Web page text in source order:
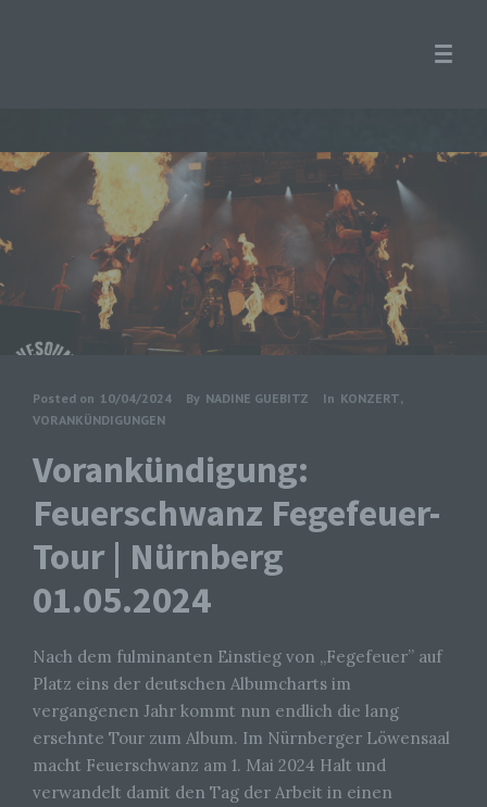
Posted on 10/04/2024 By NADINE GUEBITZ In KONZERT,
VORANKÜNDIGUNGEN
Vorankündigung:
Feuerschwanz Fegefeuer-
Tour | Nürnberg
01.05.2024
Nach dem fulminanten Einstieg von „Fegefeuer” auf
Platz eins der deutschen Albumcharts im
vergangenen Jahr kommt nun endlich die lang
ersehnte Tour zum Album. Im Nürnberger Löwensaal
macht Feuerschwanz am 1. Mai 2024 Halt und
verwandelt damit den Tag der Arbeit in einen